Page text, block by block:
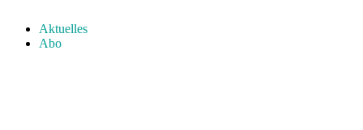
Aktuelles
Abo